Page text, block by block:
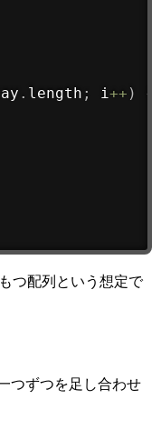
. length ; i ++ )
{
つ配列という想定で
つずつを足し合わせ